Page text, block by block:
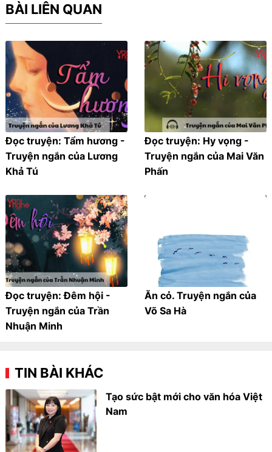
BÀI LIÊN QUAN
Đọc truyện: Tẩm hương -
Truyện ngắn của Lương
Khả Tú
Đọc truyện: Hy vọng -
Truyện ngắn của Mai Văn
Phấn
Đọc truyện: Đêm hội -
Truyện ngắn của Trần
Nhuận Minh
Ăn cỏ. Truyện ngắn của
Võ Sa Hà
TIN BÀI KHÁC
Tạo sức bật mới cho văn hóa Việt
Nam